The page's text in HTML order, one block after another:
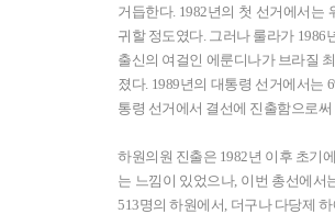
거듭한다. 1982년의 첫 선거에서는
귀할 정도였다. 그러나 룰라가
출신의 여걸인 에룬디나가 브라질
졌다. 1989년의 대통령 선거에서는
통령 선거에서 결선에 진출함으로
하원의원 진출은 1982년 이후 초기
는 느낌이 있었으나, 이번 총선에서
513명의 하원에서, 더구나 다당제